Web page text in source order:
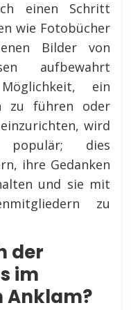
einen Schritt
wie Fotobücher
Bilder von
aufbewahrt
ein
zu führen oder
wird
populär; dies
ihre Gedanken
und sie mit
zu
der
im
Anklam?